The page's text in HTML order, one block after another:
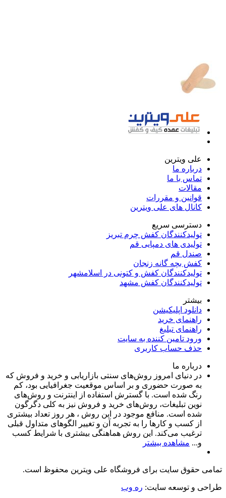
علی ویترین
درباره ما
تماس با ما
مقالات
قوانین و مقررات
کانال های علی ویترین
دسترسی سریع
تولیدکنندگان کفش چرم تبریز
تولیدی های دمپایی قم
صندل قم
کفش بچه گانه زنجان
تولیدکنندگان کفش و کتونی در اسلامشهر
تولیدکنندگان کفش مشهد
بیشتر
دانلود اپلیکیشن
راهنمای خرید
راهنمای تبلیغ
ورود تامین کننده به سایت
حذف حساب کاربری
درباره ما
در دنیای امروز روش‌های سنتی بازاریابی و خرید و فروش که
به صورت حضوری و بر اساس موقعیت جغرافیایی بود، کم
رنگ شده است. با گسترش استفاده از اینترنت و روش‌های
نوین تبلیغات، روش‌های خرید و فروش نیز به کلی دگرگون
شده است. منافع موجود در این روش ، هر روز تعداد بیشتری
از کسب و کارها را به تجربه‌ آن و تغییر الگوهای متداول قبلی
ترغیب می‌کند. این روش هماهنگی بیشتری با شرایط کسب
و... مشاهده بیشتر
تمامی حقوق سایت برای فروشگاه علی ویترین محفوظ است.
طراحی و توسعه سایت: ره وب